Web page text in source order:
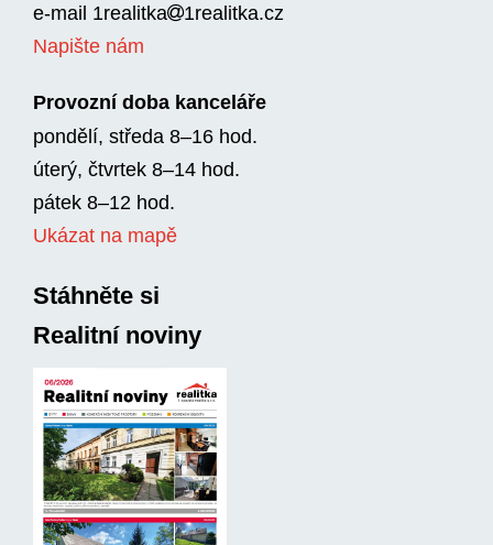
e-mail 1realitka
1rea­litka.cz
Napište nám
Provozní doba kanceláře
pondělí, středa 8–16 hod.
úterý, čtvrtek 8–14 hod.
pátek 8–12 hod.
Ukázat na mapě
Stáhněte si
Realitní noviny